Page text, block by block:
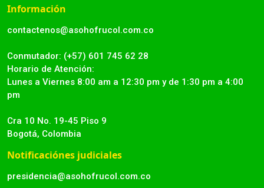
Información
contactenos@asohofrucol.com.co
Conmutador: (+57) 601 745 62 28
Horario de Atención:
Lunes a Viernes 8:00 am a 12:30 pm y de 1:30 pm a 4:00
pm
Cra 10 No. 19-45 Piso 9
Bogotá, Colombia
Notificaciónes judiciales
presidencia@asohofrucol.com.co